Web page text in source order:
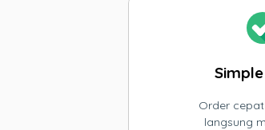
Order
langsung